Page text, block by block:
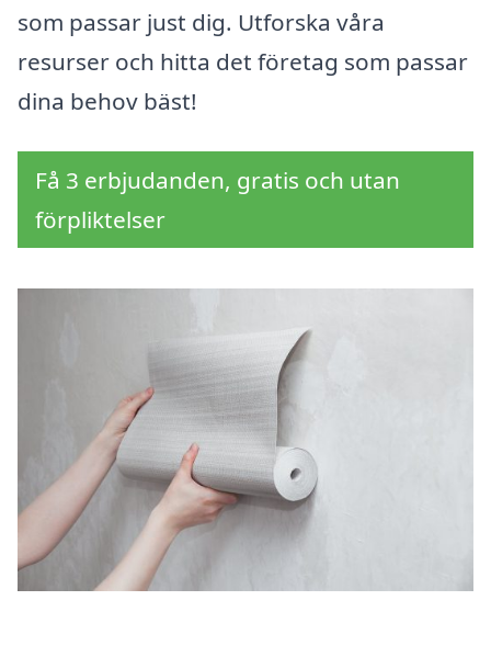
som passar just dig. Utforska våra
resurser och hitta det företag som passar
dina behov bäst!
Få 3 erbjudanden, gratis och utan
förpliktelser